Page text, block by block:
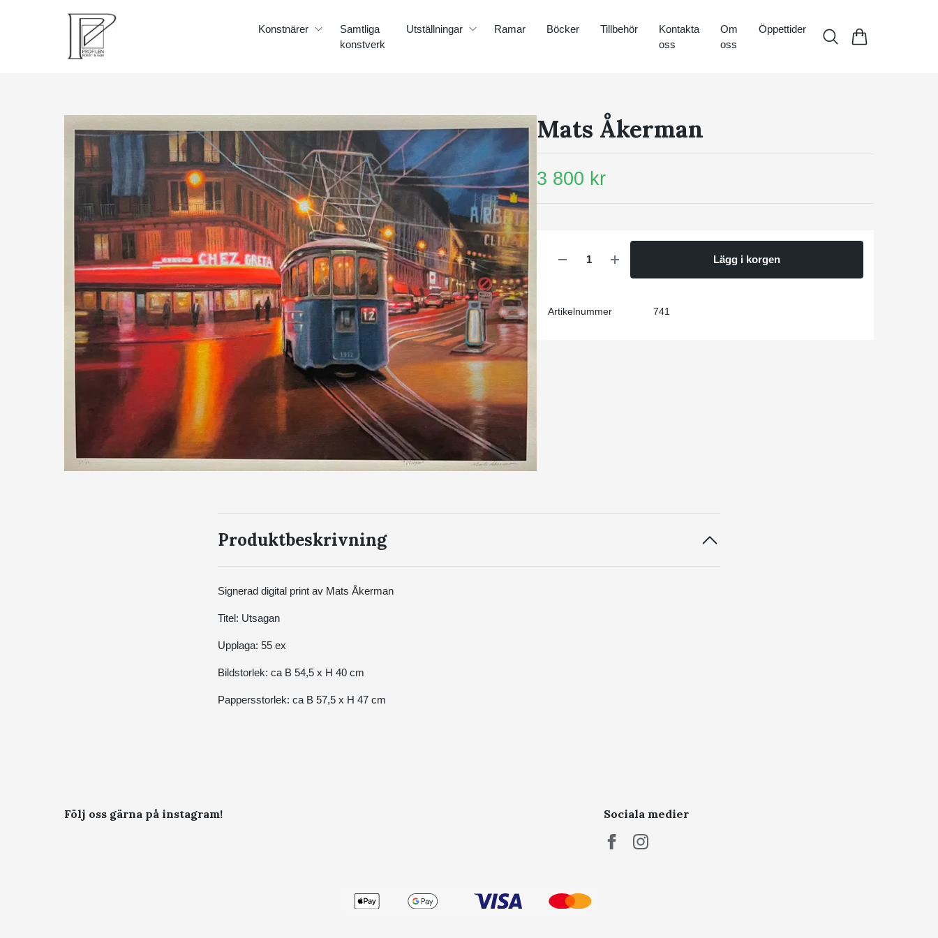
Konstnärer
Samtliga
konstverk
Utställningar Ramar Böcker Tillbehör
Kontakta
oss
Om
oss
Öppettider
Mats Åkerman
3 800 kr
Lägg i korgen
Artikelnummer 741
Produktbeskrivning
Signerad digital print av Mats Åkerman
Titel: Utsagan
Upplaga: 55 ex
Bildstorlek: ca B 54,5 x H 40 cm
Pappersstorlek: ca B 57,5 x H 47 cm
Följ oss gärna på instagram! Sociala medier